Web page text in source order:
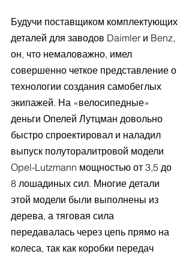
Будучи поставщиком комплектующих
деталей для заводов Daimler и Benz,
он, что немаловажно, имел
совершенно четкое представление о
технологии создания самобеглых
экипажей. На «велосипедные»
деньги Опелей Лутцман довольно
быстро спроектировал и наладил
выпуск полуторалитровой модели
Opel-Lutzmann мощностью от 3,5 до
8 лошадиных сил. Многие детали
этой модели были выполнены из
дерева, а тяговая сила
передавалась через цепь прямо на
колеса, так как коробки передач